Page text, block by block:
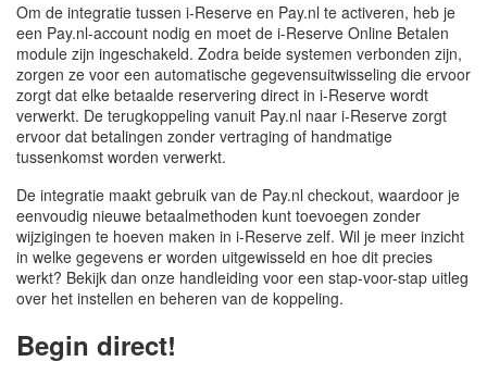
Om de integratie tussen i-Reserve en Pay.nl te activeren, heb je
een Pay.nl-account nodig en moet de i-Reserve Online Betalen
module zijn ingeschakeld. Zodra beide systemen verbonden zijn,
zorgen ze voor een automatische gegevensuitwisseling die ervoor
zorgt dat elke betaalde reservering direct in i-Reserve wordt
verwerkt. De terugkoppeling vanuit Pay.nl naar i-Reserve zorgt
ervoor dat betalingen zonder vertraging of handmatige
tussenkomst worden verwerkt.
De integratie maakt gebruik van de Pay.nl checkout, waardoor je
eenvoudig nieuwe betaalmethoden kunt toevoegen zonder
wijzigingen te hoeven maken in i-Reserve zelf. Wil je meer inzicht
in welke gegevens er worden uitgewisseld en hoe dit precies
werkt? Bekijk dan onze handleiding voor een stap-voor-stap uitleg
over het instellen en beheren van de koppeling.
Begin direct!